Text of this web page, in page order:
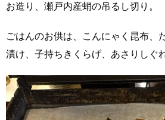
お造り、瀬戸内産蛸の吊るし切り。
ごはんのお供は、こんにゃく昆布、
漬け、子持ちきくらげ、あさりしぐ